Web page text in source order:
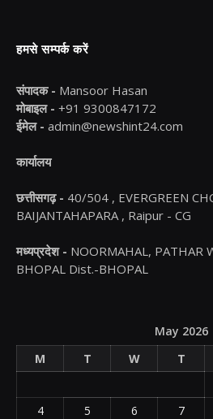
हमसे सम्पर्क करें
संपादक - Mansoor Hasan
मोबाइल - +91 9300847172
ईमेल - admin@newshint24.com
कार्यालय
छत्तीसगढ़ - 40/504 , EVERGREEN
BAIJANTAHAPARA , Raipur - CG
मध्यप्रदेश - NOORMAHAL, PATHAR
BHOPAL Dist.-BHOPAL
May 2026
M
T W T
4
5 6 7